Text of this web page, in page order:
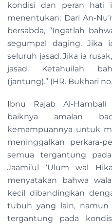
kondisi dan peran hati
menentukan: Dari An-
bersabda, “Ingatlah
segumpal daging. Jika
seluruh jasad. Jika ia
jasad. Ketahuilah
(jantung).” (HR. Bukhari
Ibnu Rajab Al-Hambali
baiknya amalan
kemampuannya untuk
meninggalkan perkara-
semua tergantung
Jaami’ul ‘Ulum wal
menyatakan bahwa
kecil dibandingkan
tubuh yang lain, namun
tergantung pada